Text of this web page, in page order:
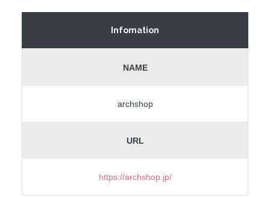
Infomation
NAME
archshop
URL
https://archshop.jp/